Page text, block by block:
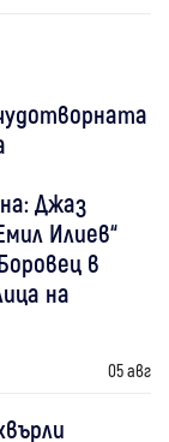
Джаз
Илиев“
в
на
05 авг